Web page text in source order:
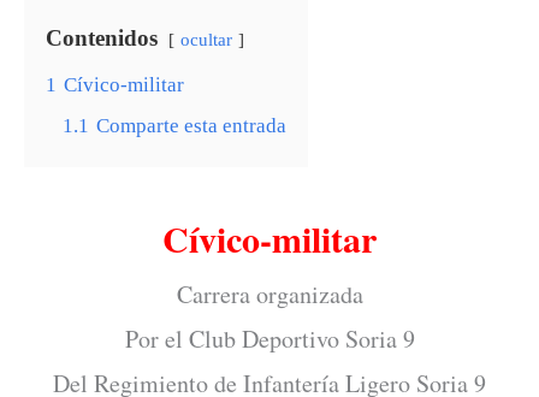
Contenidos ocultar
1 Cívico-militar
1.1 Comparte esta entrada
Cívico-militar
Carrera organizada
Por el Club Deportivo Soria 9
Del Regimiento de Infantería Ligero Soria 9